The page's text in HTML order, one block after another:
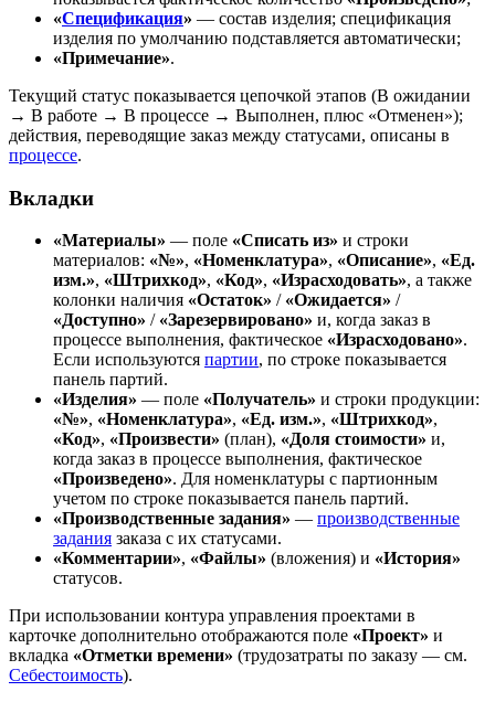
«Спецификация» — состав изделия; спецификация
изделия по умолчанию подставляется автоматически;
«Примечание».
Текущий статус показывается цепочкой этапов (В ожидании
→ В работе → В процессе → Выполнен, плюс «Отменен»);
действия, переводящие заказ между статусами, описаны в
процессе.
Вкладки
«Материалы» — поле «Списать из» и строки
материалов: «№», «Номенклатура», «Описание», «Ед.
изм.», «Штрихкод», «Код», «Израсходовать», а также
колонки наличия «Остаток» / «Ожидается» /
«Доступно» / «Зарезервировано» и, когда заказ в
процессе выполнения, фактическое «Израсходовано».
Если используются партии, по строке показывается
панель партий.
«Изделия» — поле «Получатель» и строки продукции:
«№», «Номенклатура», «Ед. изм.», «Штрихкод»,
«Код», «Произвести» (план), «Доля стоимости» и,
когда заказ в процессе выполнения, фактическое
«Произведено». Для номенклатуры с партионным
учетом по строке показывается панель партий.
«Производственные задания» — производственные
задания заказа с их статусами.
«Комментарии», «Файлы» (вложения) и «История»
статусов.
При использовании контура управления проектами в
карточке дополнительно отображаются поле «Проект» и
вкладка «Отметки времени» (трудозатраты по заказу — см.
Себестоимость).